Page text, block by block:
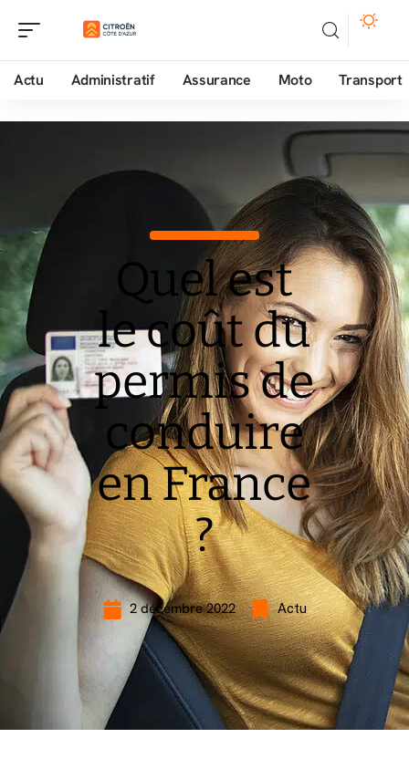
Actu Administratif Assurance Moto Transport
Quel est
le coût du
permis de
conduire
en France
?
2 décembre 2022 Actu